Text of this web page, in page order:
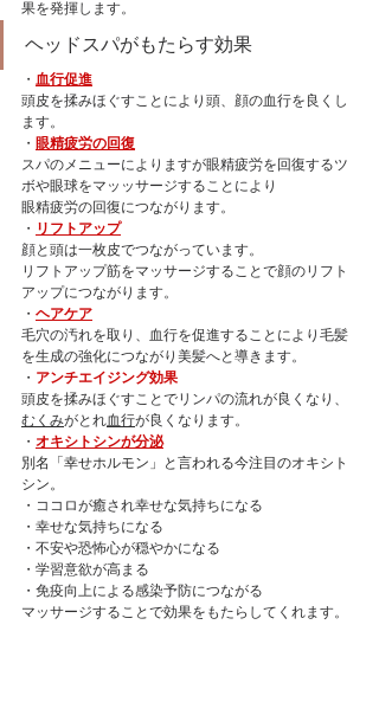
果を発揮します。
ヘッドスパがもたらす効果
・ 血行促進
頭皮を揉みほぐすことにより頭、顔の血行を良くし
ます。
・ 眼精疲労の回復
スパのメニューによりますが眼精疲労を回復するツ
ボや眼球をマッッサージすることにより
眼精疲労の回復につながります。
・ リフトアップ
顔と頭は一枚皮でつながっています。
リフトアップ筋をマッサージすることで顔のリフト
アップにつながります。
・ ヘアケア
毛穴の汚れを取り、血行を促進することにより毛髪
を生成の強化につながり美髪へと導きます。
・ アンチエイジング効果
頭皮を揉みほぐすことでリンパの流れが良くなり、
むくみがとれ血行が良くなります。
・ オキシトシンが分泌
別名「幸せホルモン」と言われる今注目のオキシト
シン。
・ココロが癒され幸せな気持ちになる
・幸せな気持ちになる
・不安や恐怖心が穏やかになる
・学習意欲が高まる
・免疫向上による感染予防につながる
マッサージすることで効果をもたらしてくれます。